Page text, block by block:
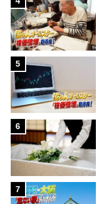
5
6
7